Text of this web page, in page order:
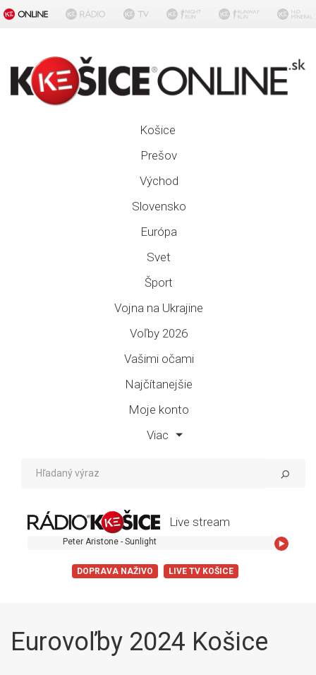
Košice
Prešov
Východ
Slovensko
Európa
Svet
Šport
Vojna na Ukrajine
Voľby 2026
Vašimi očami
Najčítanejšie
Moje konto
Viac
Live stream
Peter Aristone - Sunlight
DOPRAVA NAŽIVO LIVE TV KOŠICE
Eurovoľby 2024 Košice